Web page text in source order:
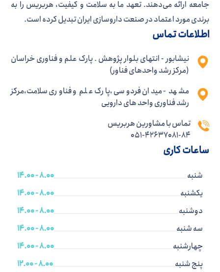
جامعه ارائه می‌دهند. تعهد ما به سلامت و کیفیت، هربریس را به
برندی مورد اعتماد در صنعت داروسازی ایران تبدیل کرده است.
اطلاعات تماس
نیشابور - انتهای بلوار پژوهش . پارک علم و فناوری خراسان
(مرکز رشد واحدهای فناور)
مشهد - میدان فردوسی ،پارک علم و فناوری سلامت،مرکز
رشد فناوری واحد های دارویی
تماس با مشاورین هربریس
051-42637081-84
ساعات کاری
شنبه
8.00 - 14.00
یکشنبه
8.00 - 14.00
دوشنبه
8.00 - 14.00
سه شنبه
8.00 - 14.00
چهارشنبه
8.00 - 14.00
پنج شنبه
8.00 - 12.00